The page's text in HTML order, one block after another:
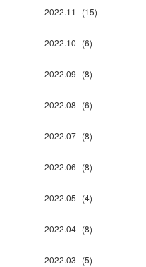
2022.11 (15)
2022.10 (6)
2022.09 (8)
2022.08 (6)
2022.07 (8)
2022.06 (8)
2022.05 (4)
2022.04 (8)
2022.03 (5)